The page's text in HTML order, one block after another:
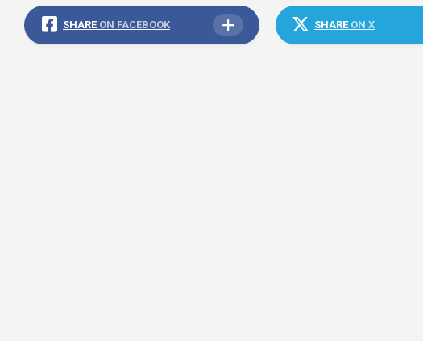
SHARE ON FACEBOOK SHARE ON X